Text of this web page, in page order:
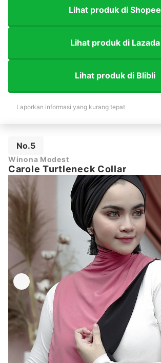
Lihat produk di Shopee
Lihat produk di Lazada
Lihat produk di Blibli
Laporkan informasi yang kurang tepat
No.5
Winona Modest
Carole Turtleneck Collar